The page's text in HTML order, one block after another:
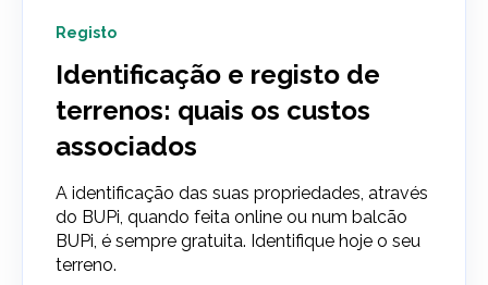
Registo
Identificação e registo de
terrenos: quais os custos
associados
A identificação das suas propriedades, através
do BUPi, quando feita online ou num balcão
BUPi, é sempre gratuita. Identifique hoje o seu
terreno.